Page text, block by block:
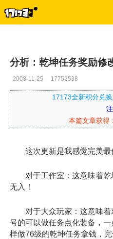
分析：乾坤任务奖励修
2008-11-25 17752538
17173全新积分兑
本篇文章获得
这次更新是我感觉完美最
对于工作室：这意味着乾
无入！
对于大众玩家：这意味着
号的可以做任务点化装备，
样做76级的乾坤任务拿钱，完